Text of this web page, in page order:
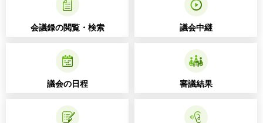
会議録の閲覧・検索 議会中継
議会の日程 審議結果